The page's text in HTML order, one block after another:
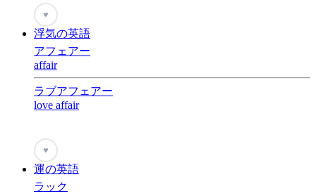
♥
浮気の英語
アフェアー
affair
ラブアフェアー
love affair
♥
運の英語
ラック